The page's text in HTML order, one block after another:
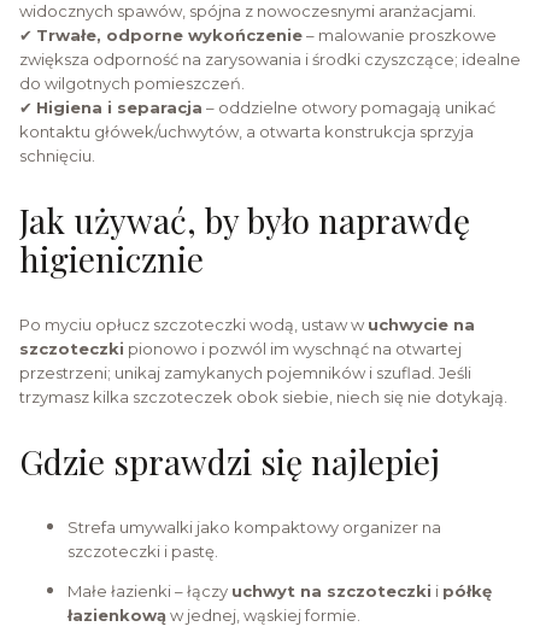
widocznych spawów, spójna z nowoczesnymi aranżacjami.
✔ Trwałe, odporne wykończenie– malowanie proszkowe
zwiększa odporność na zarysowania i środki czyszczące; idealne
do wilgotnych pomieszczeń.
✔ Higiena i separacja – oddzielne otwory pomagają unikać
kontaktu główek/uchwytów, a otwarta konstrukcja sprzyja
schnięciu.
Jak używać, by było naprawdę
higienicznie
Po myciu opłucz szczoteczki wodą, ustaw w uchwycie na
szczoteczki pionowo i pozwól im wyschnąć na otwartej
przestrzeni; unikaj zamykanych pojemników i szuflad. Jeśli
trzymasz kilka szczoteczek obok siebie, niech się nie dotykają.
Gdzie sprawdzi się najlepiej
Strefa umywalki jako kompaktowy organizer na
szczoteczki i pastę.
Małe łazienki – łączy uchwyt na szczoteczki i półkę
łazienkową w jednej, wąskiej formie.